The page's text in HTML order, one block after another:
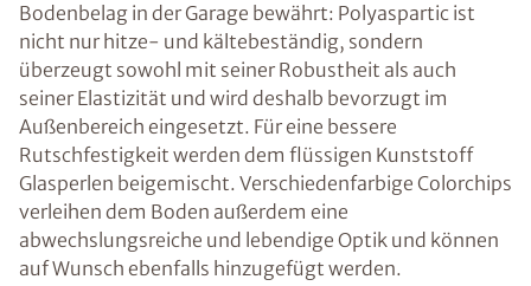
Bodenbelag in der Garage bewährt: Polyaspartic ist
nicht nur hitze- und kältebeständig, sondern
überzeugt sowohl mit seiner Robustheit als auch
seiner Elastizität und wird deshalb bevorzugt im
Außenbereich eingesetzt. Für eine bessere
Rutschfestigkeit werden dem flüssigen Kunststoff
Glasperlen beigemischt. Verschiedenfarbige Colorchips
verleihen dem Boden außerdem eine
abwechslungsreiche und lebendige Optik und können
auf Wunsch ebenfalls hinzugefügt werden.